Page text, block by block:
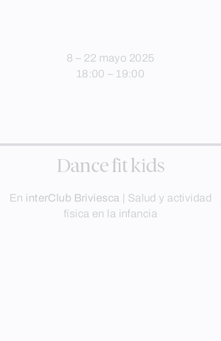
8 – 22 mayo 2025
18:00 – 19:00
Dance fit kids
En interClub Briviesca
Salud y actividad
física en la infancia